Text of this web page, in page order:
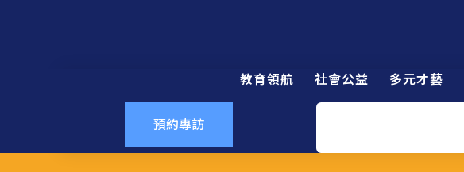
教育領航 社會公益 多元才藝
預約專訪